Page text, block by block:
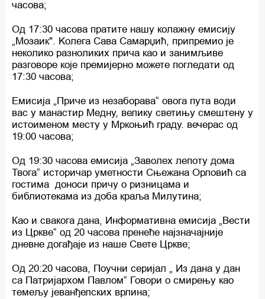
часова;
Од 17:30 часова пратите нашу колажну емисију
„Мозаик". Kолега Сава Самарџић, припремио је
неколико разноликих прича као и занимљиве
разговоре које премијерно можете погледати од
17:30 часова;
Емисија „Приче из незаборава“ овога пута води
вас у манастир Медну, велику светињу смештену у
истоименом месту у Мркоњић граду. вечерас од
19:00 часова;
Од 19:30 часова емисија „Заволех лепоту дома
Твога“ историчар уметности Сњежана Орловић са
гостима доноси причу о ризницама и
библиотекама из доба краља Милутина;
Као и свакога дана, Информативна емисија „Вести
из Цркве“ од 20 часова пренеће најзначајније
дневне догађаје из наше Свете Цркве;
Од 20:20 часова, Поучни серијал „ Из дана у дан
са Патријархом Павлом“ Говори о смирењу као
темељу јеванђелских врлина;